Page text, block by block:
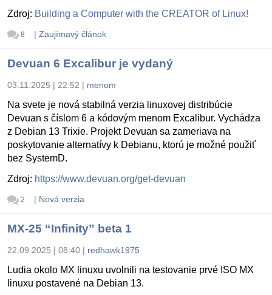
Zdroj: Building a Computer with the CREATOR of Linux!
8 | Zaujímavý článok
Devuan 6 Excalibur je vydaný
03.11.2025 | 22:52 | menom
Na svete je nová stabilná verzia linuxovej distribúcie
Devuan s číslom 6 a kódovým menom Excalibur. Vychádza
z Debian 13 Trixie. Projekt Devuan sa zameriava na
poskytovanie alternatívy k Debianu, ktorú je možné použiť
bez SystemD.
Zdroj: https://www.devuan.org/get-devuan
2 | Nová verzia
MX-25 “Infinity” beta 1
22.09.2025 | 08:40 | redhawk1975
Ludia okolo MX linuxu uvolnili na testovanie prvé ISO MX
linuxu postavené na Debian 13.